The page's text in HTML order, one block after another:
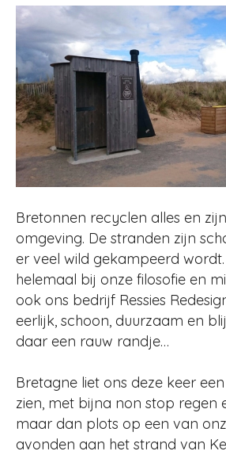
Bretonnen recyclen alles en
omgeving. De stranden zijn
er veel wild gekampeerd
helemaal bij onze filosofie en
ook ons bedrijf Ressies
eerlijk, schoon, duurzaam en
daar een rauw randje…
Bretagne liet ons deze keer
zien, met bijna non stop regen
maar dan plots op een van
avonden aan het strand van